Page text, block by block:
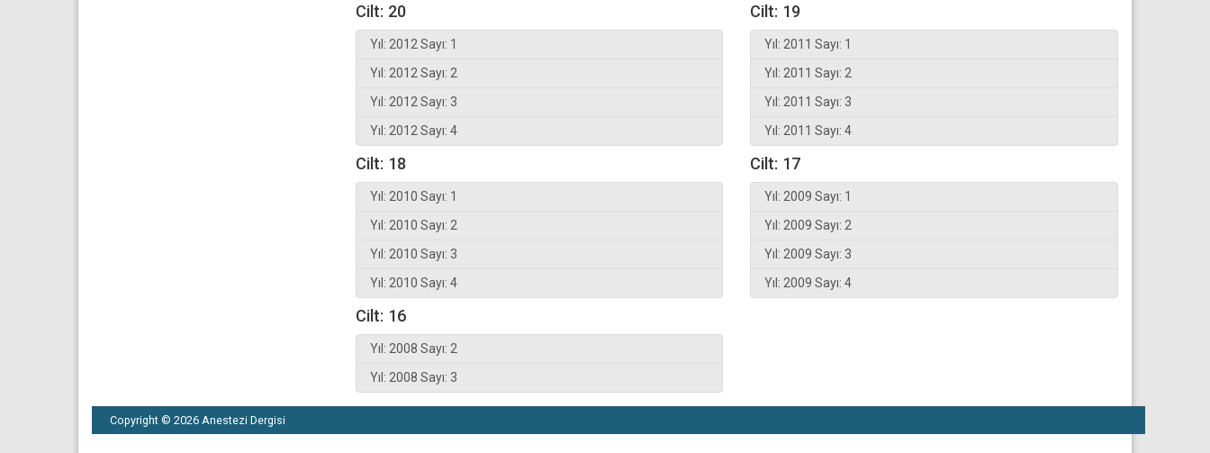
Cilt: 20
Yıl: 2012 Sayı: 1
Yıl: 2012 Sayı: 2
Yıl: 2012 Sayı: 3
Yıl: 2012 Sayı: 4
Cilt: 19
Yıl: 2011 Sayı: 1
Yıl: 2011 Sayı: 2
Yıl: 2011 Sayı: 3
Yıl: 2011 Sayı: 4
Cilt: 18
Yıl: 2010 Sayı: 1
Yıl: 2010 Sayı: 2
Yıl: 2010 Sayı: 3
Yıl: 2010 Sayı: 4
Cilt: 17
Yıl: 2009 Sayı: 1
Yıl: 2009 Sayı: 2
Yıl: 2009 Sayı: 3
Yıl: 2009 Sayı: 4
Cilt: 16
Yıl: 2008 Sayı: 2
Yıl: 2008 Sayı: 3
Copyright © 2026 Anestezi Dergisi